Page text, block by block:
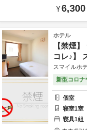
¥6,300
ホテル
【禁煙
コレ♪】
スマイルホ
新型コロナ
個室
寝室1室
寝具1組